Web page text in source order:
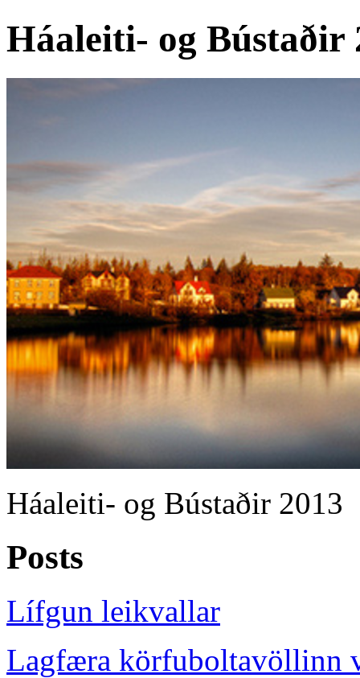
Háaleiti- og Bústaðir
Háaleiti- og Bústaðir 2013
Posts
Lífgun leikvallar
Lagfæra körfuboltavöllinn